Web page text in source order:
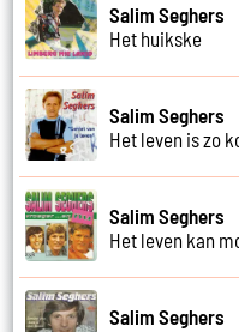
Salim Seghers
Het huikske
Salim Seghers
Het leven is zo
Salim Seghers
Het leven kan
Salim Seghers